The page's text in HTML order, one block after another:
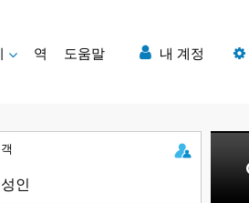
역 도움말 내 계정